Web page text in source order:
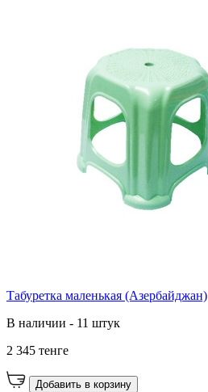
Табуретка маленькая (Азербайджан)
В наличии - 11 штук
2 345 тенге
Добавить в корзину